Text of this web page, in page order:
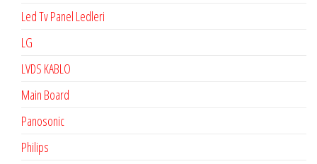
Led Tv Panel Ledleri
LG
LVDS KABLO
Main Board
Panosonic
Philips